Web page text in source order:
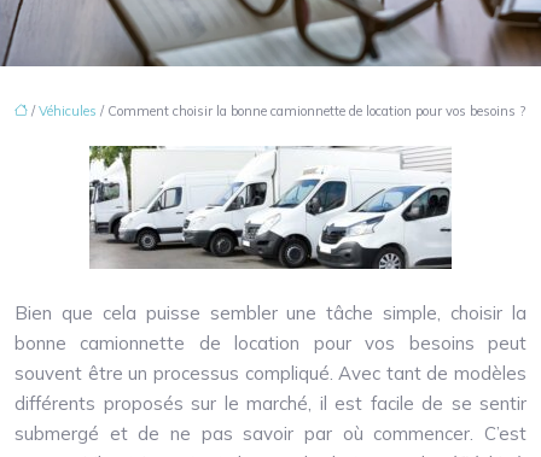
/Véhicules / Comment choisir la bonne camionnette de location pour vos besoins ?
Bien que cela puisse sembler une tâche simple, choisir la
bonne camionnette de location pour vos besoins peut
souvent être un processus compliqué. Avec tant de modèles
différents proposés sur le marché, il est facile de se sentir
submergé et de ne pas savoir par où commencer. C’est